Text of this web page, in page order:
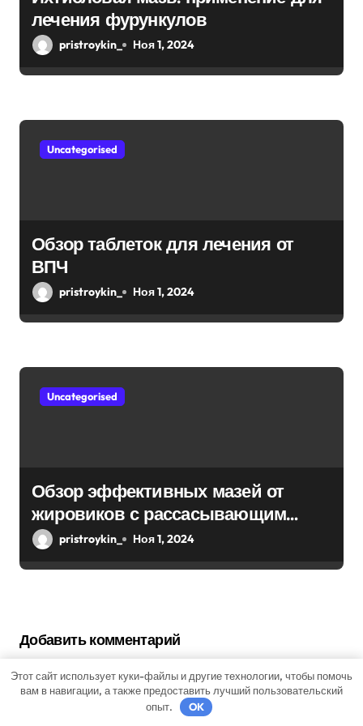
и
с
м
лечения фурункулов
pristroykin_ Ноя 1, 2024
Uncategorised
Обзор таблеток для лечения от
ВПЧ
pristroykin_ Ноя 1, 2024
Uncategorised
Обзор эффективных мазей от
жировиков с рассасывающим
эффектом
pristroykin_ Ноя 1, 2024
Добавить комментарий
авторизоваться.
Этот сайт использует куки-файлы и другие технологии, чтобы помочь
вам в навигации, а также предоставить лучший пользовательский
опыт.
OK